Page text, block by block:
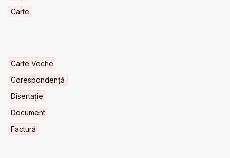
Carte
Carte Veche
Corespondență
Disertație
Document
Factură